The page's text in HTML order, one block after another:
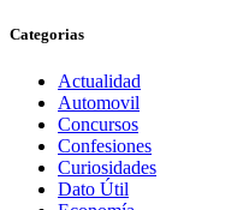
Categorias
Actualidad
Automovil
Concursos
Confesiones
Curiosidades
Dato Útil